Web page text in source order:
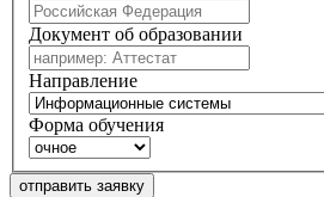
Документ об образовании
Направление
Форма обучения
отправить заявку